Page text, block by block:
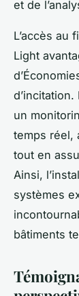
et de
L’accès au
Light
un
temps réel,
tout en
Ainsi,
systèmes
bâtiments